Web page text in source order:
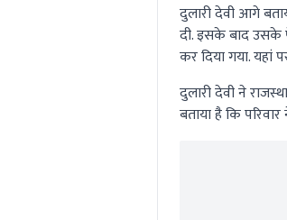
दुलारी देवी आगे
दी. इसके बाद उसके
कर दिया गया. यहां
दुलारी देवी ने
बताया है कि